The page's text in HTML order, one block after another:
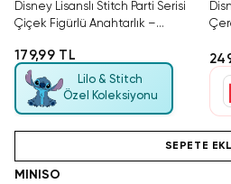
Disney Lisanslı Stitch Parti Serisi
Çiçek Figürlü Anahtarlık –
179,99 TL
Lilo & Stitch
Özel Koleksiyonu
SEPETE
MINISO